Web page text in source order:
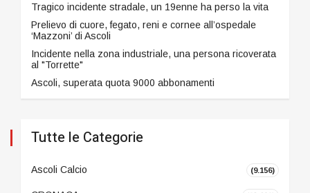
Tragico incidente stradale, un 19enne ha perso la vita
Prelievo di cuore, fegato, reni e cornee all’ospedale
‘Mazzoni’ di Ascoli
Incidente nella zona industriale, una persona ricoverata
al "Torrette"
Ascoli, superata quota 9000 abbonamenti
Tutte le Categorie
Ascoli Calcio (9.156)